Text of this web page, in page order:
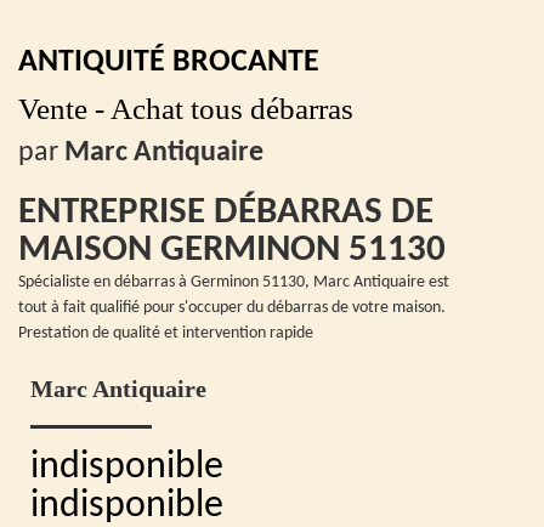
ANTIQUITÉ BROCANTE
Vente - Achat tous débarras
par Marc Antiquaire
ENTREPRISE DÉBARRAS DE
MAISON GERMINON 51130
Spécialiste en débarras à Germinon 51130, Marc Antiquaire est
tout à fait qualifié pour s'occuper du débarras de votre maison.
Prestation de qualité et intervention rapide
Marc Antiquaire
indisponible
indisponible